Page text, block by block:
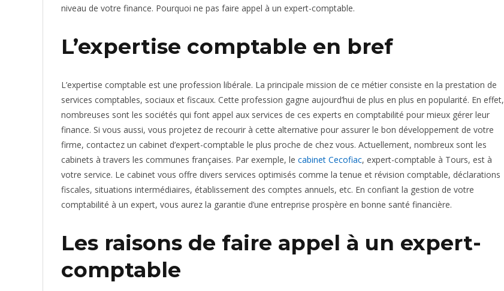
niveau de votre finance. Pourquoi ne pas faire appel à un expert-comptable.
L’expertise comptable en bref
L’expertise comptable est une profession libérale. La principale mission de ce métier consiste en la prestation de
services comptables, sociaux et fiscaux. Cette profession gagne aujourd’hui de plus en plus en popularité. En effet,
nombreuses sont les sociétés qui font appel aux services de ces experts en comptabilité pour mieux gérer leur
finance. Si vous aussi, vous projetez de recourir à cette alternative pour assurer le bon développement de votre
firme, contactez un cabinet d’expert-comptable le plus proche de chez vous. Actuellement, nombreux sont les
cabinets à travers les communes françaises. Par exemple, le cabinet Cecofiac, expert-comptable à Tours, est à
votre service. Le cabinet vous offre divers services optimisés comme la tenue et révision comptable, déclarations
fiscales, situations intermédiaires, établissement des comptes annuels, etc. En confiant la gestion de votre
comptabilité à un expert, vous aurez la garantie d’une entreprise prospère en bonne santé financière.
Les raisons de faire appel à un expert-
comptable